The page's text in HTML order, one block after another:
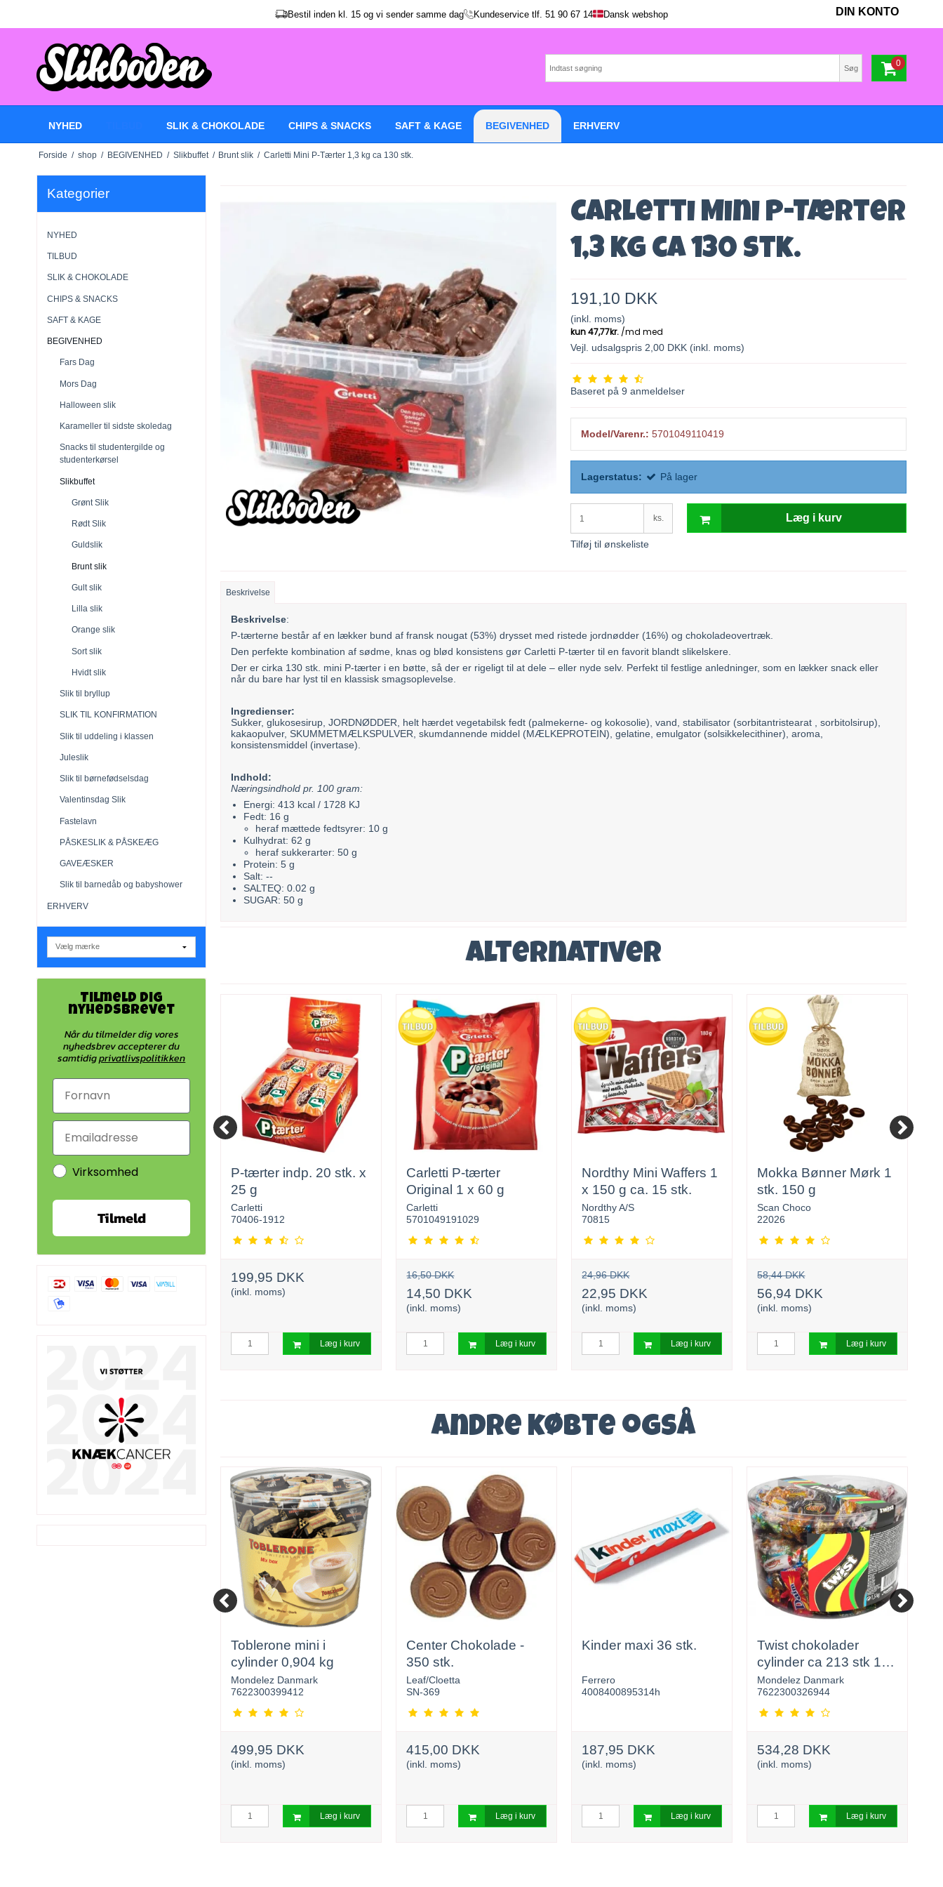
Bestil inden kl. 15 og vi sender samme dag Kundeservice tlf. 51 90 67 14 Dansk webshop DIN KONTO
0
Søg
NYHED SLIK & CHOKOLADE CHIPS & SNACKS SAFT & KAGE BEGIVENHED ERHVERV
Forside / shop / BEGIVENHED / Slikbuffet / Brunt slik / Carletti Mini P-Tærter 1,3 kg ca 130 stk.
Kategorier
NYHED
TILBUD
SLIK & CHOKOLADE
CHIPS & SNACKS
SAFT & KAGE
BEGIVENHED
Fars Dag
Mors Dag
Halloween slik
Karameller til sidste skoledag
Snacks til studentergilde og
studenterkørsel
Slikbuffet
Grønt Slik
Rødt Slik
Guldslik
Brunt slik
Gult slik
Lilla slik
Orange slik
Sort slik
Hvidt slik
Slik til bryllup
SLIK TIL KONFIRMATION
Slik til uddeling i klassen
Juleslik
Slik til børnefødselsdag
Valentinsdag Slik
Fastelavn
PÅSKESLIK & PÅSKEÆG
GAVEÆSKER
Slik til barnedåb og babyshower
ERHVERV
Tilmeld dig
nyhedsbrevet
Når du tilmelder dig vores
nyhedsbrev accepterer du
samtidigprivatlivspolitikken
Virksomhed
Tilmeld
Carletti Mini P-Tærter
1,3 kg ca 130 stk.
191,10 DKK
(inkl. moms)
Vejl. udsalgspris 2,00 DKK (inkl. moms)
Baseret på 9 anmeldelser
Model/Varenr.: 5701049110419
Lagerstatus: På lager
ks. Læg i kurv
Tilføj til ønskeliste
Beskrivelse
Beskrivelse:
P-tærterne består af en lækker bund af fransk nougat (53%) drysset med ristede jordnødder (16%) og chokoladeovertræk.
Den perfekte kombination af sødme, knas og blød konsistens gør Carletti P-tærter til en favorit blandt slikelskere.
Der er cirka 130 stk. mini P-tærter i en bøtte, så der er rigeligt til at dele – eller nyde selv. Perfekt til festlige anledninger, som en lækker snack eller
når du bare har lyst til en klassisk smagsoplevelse.
Ingredienser:
Sukker, glukosesirup, JORDNØDDER, helt hærdet vegetabilsk fedt (palmekerne- og kokosolie), vand, stabilisator (sorbitantristearat , sorbitolsirup),
kakaopulver, SKUMMETMÆLKSPULVER, skumdannende middel (MÆLKEPROTEIN), gelatine, emulgator (solsikkelecithiner), aroma,
konsistensmiddel (invertase).
Indhold:
Næringsindhold pr. 100 gram:
Energi: 413 kcal / 1728 KJ
Fedt: 16 g
heraf mættede fedtsyrer: 10 g
Kulhydrat: 62 g
heraf sukkerarter: 50 g
Protein: 5 g
Salt: --
SALTEQ: 0.02 g
SUGAR: 50 g
Alternativer
Toms jordbær stang 50
5709678096142
199,95 DKK
(inkl. moms)
P-tærter indp. 20 stk. x
25 g
Carletti
70406-1912
199,95 DKK
(inkl. moms)
Læg i kurv
Carletti P-tærter
Original 1 x 60 g
Carletti
5701049191029
16,50 DKK
14,50 DKK
(inkl. moms)
Læg i kurv
Nordthy Mini Waffers 1
x 150 g ca. 15 stk.
Nordthy A/S
70815
24,96 DKK
22,95 DKK
(inkl. moms)
Læg i kurv
Mokka Bønner Mørk 1
stk. 150 g
Scan Choco
22026
58,44 DKK
56,94 DKK
(inkl. moms)
Læg i kurv
Andre købte også
Toblerone mini i
cylinder 0,904 kg
Mondelez Danmark
7622300399412
499,95 DKK
(inkl. moms)
Læg i kurv
Center Chokolade -
350 stk.
Leaf/Cloetta
SN-369
415,00 DKK
(inkl. moms)
Læg i kurv
Kinder maxi 36 stk.
Ferrero
4008400895314h
187,95 DKK
(inkl. moms)
Læg i kurv
Twist chokolader
cylinder ca 213 stk 1,5
kg
Mondelez Danmark
7622300326944
534,28 DKK
(inkl. moms)
Læg i kurv